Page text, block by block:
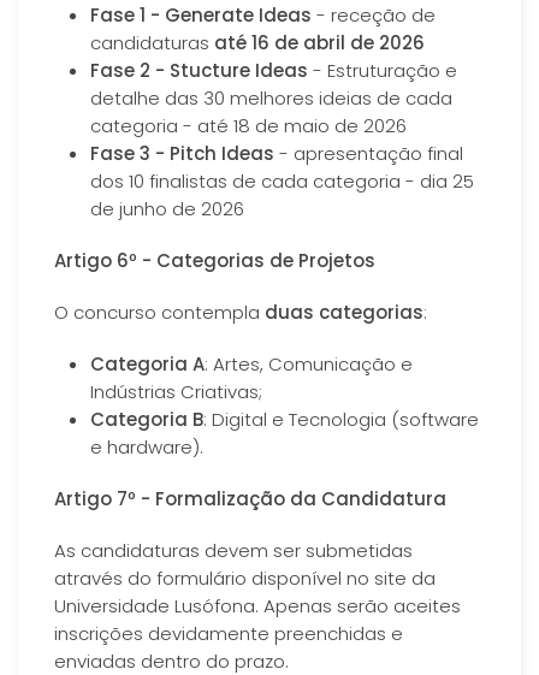
Fase 1 - Generate Ideas - receção de
candidaturas até 16 de abril de 2026
Fase 2 - Stucture Ideas - Estruturação e
detalhe das 30 melhores ideias de cada
categoria - até 18 de maio de 2026
Fase 3 - Pitch Ideas - apresentação final
dos 10 finalistas de cada categoria - dia 25
de junho de 2026
Artigo 6º - Categorias de Projetos
O concurso contempla duas categorias:
Categoria A: Artes, Comunicação e
Indústrias Criativas;
Categoria B: Digital e Tecnologia (software
e hardware).
Artigo 7º - Formalização da Candidatura
As candidaturas devem ser submetidas
através do formulário disponível no site da
Universidade Lusófona. Apenas serão aceites
inscrições devidamente preenchidas e
enviadas dentro do prazo.